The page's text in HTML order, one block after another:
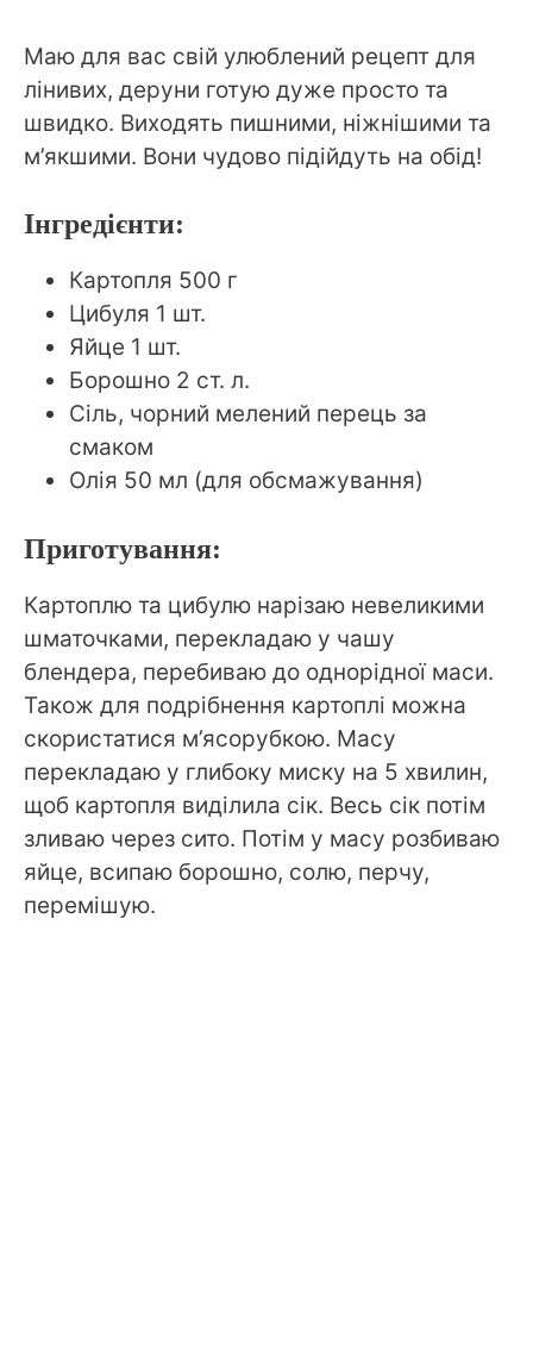
Маю для вас свій улюблений рецепт для
лінивих, деруни готую дуже просто та
швидко. Виходять пишними, ніжнішими та
м’якшими. Вони чудово підійдуть на обід!
Інгредієнти:
Картопля 500 г
Цибуля 1 шт.
Яйце 1 шт.
Борошно 2 ст. л.
Сіль, чорний мелений перець за
смаком
Олія 50 мл (для обсмажування)
Приготування:
Картоплю та цибулю нарізаю невеликими
шматочками, перекладаю у чашу
блендера, перебиваю до однорідної маси.
Також для подрібнення картоплі можна
скористатися м’ясорубкою. Масу
перекладаю у глибоку миску на 5 хвилин,
щоб картопля виділила сік. Весь сік потім
зливаю через сито. Потім у масу розбиваю
яйце, всипаю борошно, солю, перчу,
перемішую.